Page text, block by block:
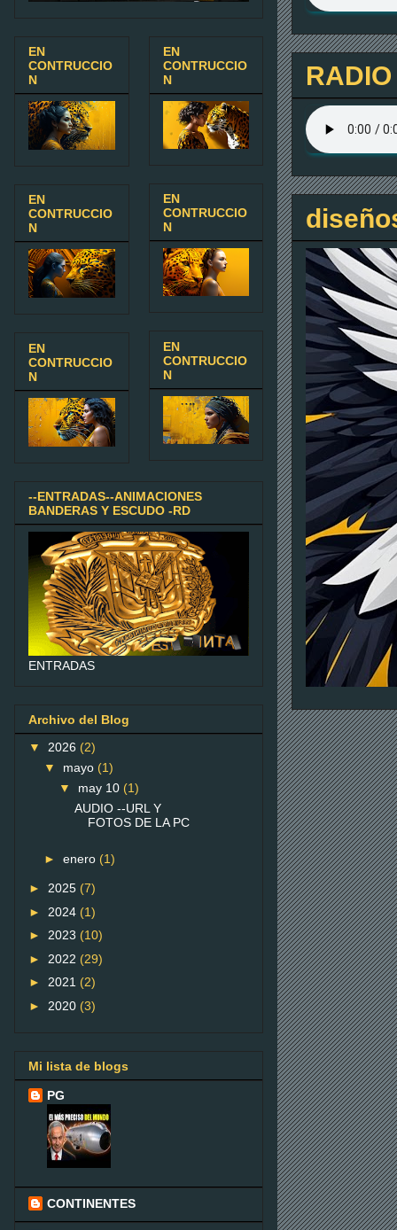
EN
CONTRUCCIO
N
EN
CONTRUCCIO
N
EN
CONTRUCCIO
N
EN
CONTRUCCIO
N
EN
CONTRUCCIO
N
EN
CONTRUCCIO
N
--ENTRADAS--ANIMACIONES
BANDERAS Y ESCUDO -RD
ENTRADAS
Archivo del Blog
▼ 2026 (2)
▼ mayo (1)
▼ may 10 (1)
AUDIO --URL Y
FOTOS DE LA PC
► enero (1)
► 2025 (7)
► 2024 (1)
► 2023 (10)
► 2022 (29)
► 2021 (2)
► 2020 (3)
Mi lista de blogs
PG
CONTINENTES